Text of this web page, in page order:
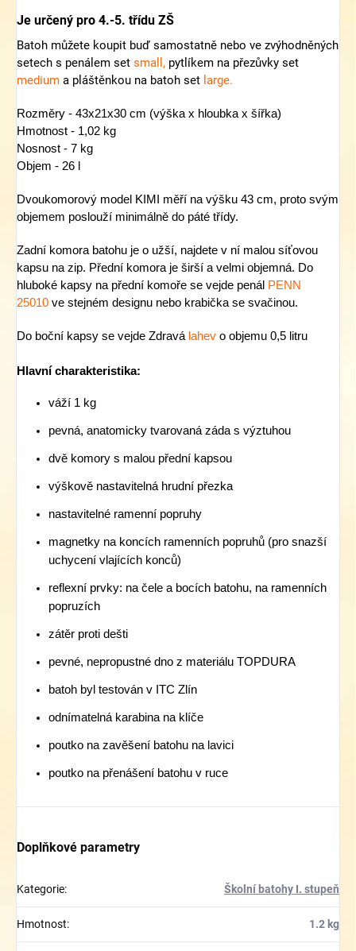
Je určený pro 4.-5. třídu ZŠ
Batoh můžete koupit buď samostatně nebo ve zvýhodněných
setech s penálem set small , pytlíkem na přezůvky set
medium a pláštěnkou na batoh set large.
Rozměry - 43x21x30 cm (výška x hloubka x šířka)
Hmotnost - 1,02 kg
Nosnost - 7 kg
Objem - 26 l
Dvoukomorový model KIMI měří na výšku 43 cm, proto svým
objemem poslouží minimálně do páté třídy.
Zadní komora batohu je o užší, najdete v ní malou síťovou
kapsu na zip. Přední komora je širší a velmi objemná. Do
hluboké kapsy na přední komoře se vejde penál PENN
25010 ve stejném designu nebo krabička se svačinou.
Do boční kapsy se vejde Zdravá lahev o objemu 0,5 litru
Hlavní charakteristika:
váží 1 kg
pevná, anatomicky tvarovaná záda s výztuhou
dvě komory s malou přední kapsou
výškově nastavitelná hrudní přezka
nastavitelné ramenní popruhy
magnetky na koncích ramenních popruhů (pro snazší
uchycení vlajících konců)
reflexní prvky: na čele a bocích batohu, na ramenních
popruzích
zátěr proti dešti
pevné, nepropustné dno z materiálu TOPDURA
batoh byl testován v ITC Zlín
odnímatelná karabina na klíče
poutko na zavěšení batohu na lavici
poutko na přenášení batohu v ruce
Doplňkové parametry
Kategorie: Školní batohy I. stupeň
Hmotnost: 1.2 kg